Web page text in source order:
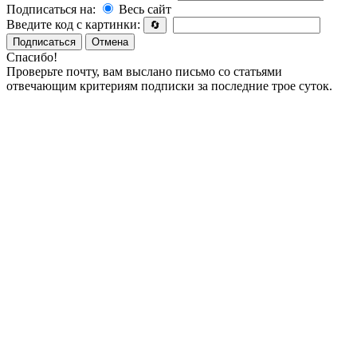
Подписаться на:
Весь сайт
Введите код с картинки:
🔄
Подписаться
Отмена
Спасибо!
Проверьте почту, вам выслано письмо со статьями
отвечающим критериям подписки за последние трое суток.